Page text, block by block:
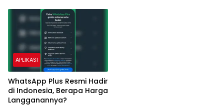
APLIKASI
WhatsApp Plus Resmi Hadir
di Indonesia, Berapa Harga
Langganannya?